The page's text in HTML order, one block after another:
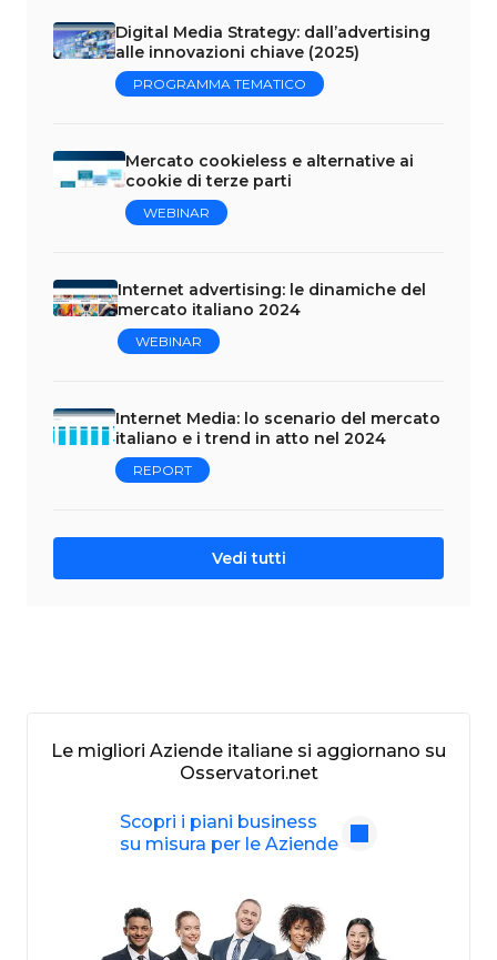
Digital Media Strategy: dall’advertising
alle innovazioni chiave (2025)
PROGRAMMA TEMATICO
Mercato cookieless e alternative ai
cookie di terze parti
WEBINAR
Internet advertising: le dinamiche del
mercato italiano 2024
WEBINAR
Internet Media: lo scenario del mercato
italiano e i trend in atto nel 2024
REPORT
Vedi tutti
Le migliori Aziende italiane si aggiornano su
Osservatori.net
Scopri i piani business
su misura per le Aziende